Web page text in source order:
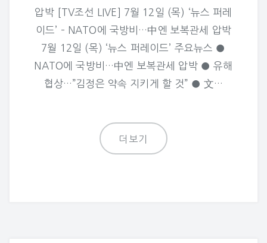
압박 [TV조선 LIVE] 7월 12일 (목) ‘뉴스 퍼레
이드’ – NATO에 국방비…中엔 보복관세 압박
7월 12일 (목) ‘뉴스 퍼레이드’ 주요뉴스 ●
NATO에 국방비…中엔 보복관세 압박 ● 유해
협상…”김정은 약속 지키게 할 것” ● 文…
더보기